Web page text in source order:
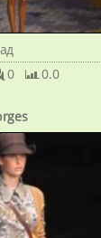
0 0.0